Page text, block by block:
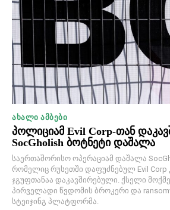
ᲐᲮᲐᲚᲘ ᲐᲛᲑᲔᲑᲘ
პოლიციამ Evil Corp-თან
SocGholish ბოტნეტი დაშალა
საერთაშორისო ოპერაციამ დაშალა
რომელიც რუსეთში დაფუძნებულ Evil Corp
ჯგუფთანაა დაკავშირებული. ქსელი
პირველადი წვდომის ბროკერი და
სტეიჯინგ პლატფორმა.